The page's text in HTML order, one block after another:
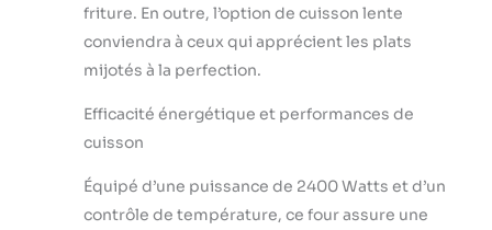
culinaires.Grillez
jusqu'à 6 tranches ou
sans effort
Convection à deux
vitesses : La
cuisson jusqu'à 30 %,
et la super convection
friture. En outre, l’option de cuisson lente
conviendra à ceux qui apprécient les plats
mijotés à la perfection.
Efficacité énergétique et performances de
cuisson
Équipé d’une puissance de 2400 Watts et d’un
contrôle de température, ce four assure une